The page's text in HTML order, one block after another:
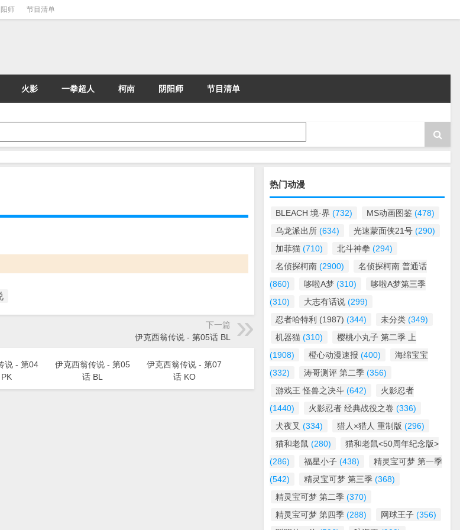
阳师 节目清单
火影 一拳超人 柯南 阴阳师 节目清单
下一篇
伊克西翁传说 - 第05话 BL
说 - 第04
伊克西翁传说 - 第05
话 BL
伊克西翁传说 - 第07
话 KO
热门动漫
BLEACH 境·界 (732) MS动画图鉴 (478)
乌龙派出所 (634) 光速蒙面侠21号 (290)
加菲猫 (710) 北斗神拳 (294)
名侦探柯南 (2900)
名侦探柯南 普通话
(860)
哆啦A梦 (310)
哆啦A梦第三季
(310)
大志有话说 (299)
忍者哈特利 (1987) (344) 未分类 (349)
机器猫 (310)
樱桃小丸子 第二季 上
(1908)
橙心动漫速报 (400)
海绵宝宝
(332)
涛哥测评 第二季 (356)
游戏王 怪兽之决斗 (642)
火影忍者
(1440)
火影忍者 经典战役之卷 (336)
犬夜叉 (334) 猎人×猎人 重制版 (296)
猫和老鼠 (280)
猫和老鼠<50周年纪念版>
(286)
福星小子 (438)
精灵宝可梦 第一季
(542)
精灵宝可梦 第三季 (368)
精灵宝可梦 第二季 (370)
精灵宝可梦 第四季 (288) 网球王子 (356)